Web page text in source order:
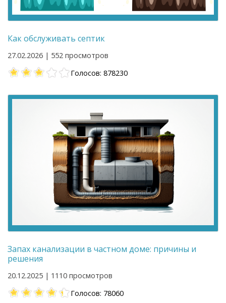
Как обслуживать септик
27.02.2026 | 552 просмотров
Голосов: 878230
Запах канализации в частном доме: причины и
решения
20.12.2025 | 1110 просмотров
Голосов: 78060